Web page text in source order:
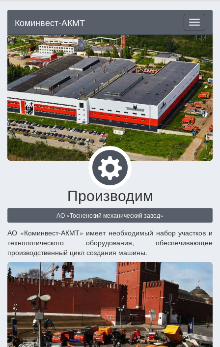
Меню
Коминвест-АКМТ
Производим
АО «Тосненский механический завод»
АО «Коминвест-АКМТ» имеет необходимый набор участков и
технологического оборудования, обеспечивающее
производственный цикл создания машины.